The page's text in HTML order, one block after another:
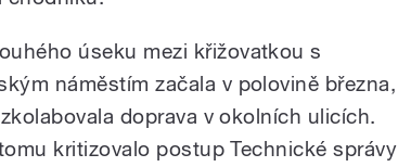
úseku mezi křižovatkou s
náměstím začala v polovině března,
doprava v okolních ulicích.
kritizovalo postup Technické správy